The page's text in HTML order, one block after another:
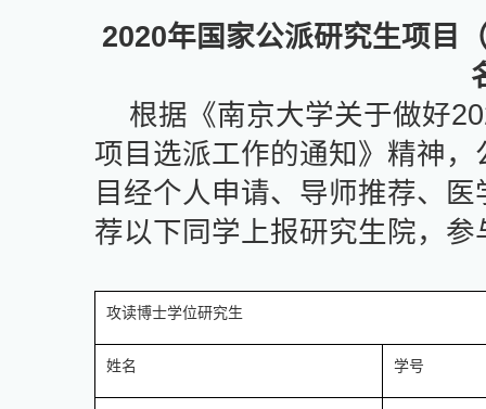
2020年国家公派研究生项目
根据《南京大学关于做好20
项目选派工作的通知 》精神，
目经个人申请、导师推荐、
荐以下同学上报研究生院，
攻读博士学位研究生
姓名 学号